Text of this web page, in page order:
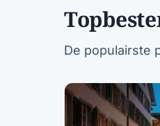
De populairste